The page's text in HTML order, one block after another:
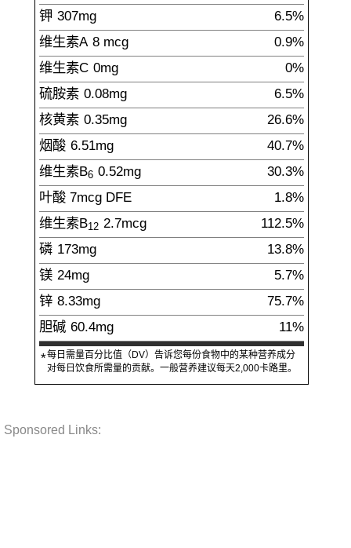
钾 307mg
6.5%
维生素A 8 mcg
0.9%
维生素C 0mg
0%
硫胺素 0.08mg
6.5%
核黄素 0.35mg
26.6%
烟酸 6.51mg
40.7%
维生素B6 0.52mg
30.3%
叶酸 7mcg DFE
1.8%
维生素B12 2.7mcg
112.5%
磷 173mg
13.8%
镁 24mg
5.7%
锌 8.33mg
75.7%
胆碱 60.4mg
11%
*每日需量百分比值（DV）告诉您每份食物中的某种营养成分
对每日饮食所需量的贡献。一般营养建议每天2,000卡路里。
Sponsored Links: